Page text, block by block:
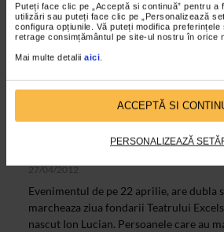
Puteți face clic pe „Acceptă si continuă” pentru a
utilizări sau puteți face clic pe „Personalizează
configura opțiunile. Vă puteți modifica
retrage consimțământul pe site-ul nostru în orice
Mai multe detalii aici.
ACCEPTĂ SI
PERSONALIZEAZĂ
Ion Lucian si Teatrul
27/04/2012
Evenimentul de pe 22 aprilie, are dubla
marcheaza ziua fondarii Teatrului
nascut Ion Lucian. Persoanele care au